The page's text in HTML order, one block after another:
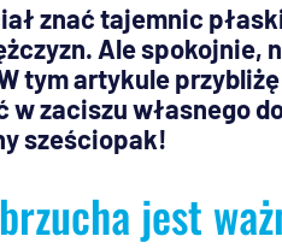
znać tajemnic
Ale spokojnie,
tym artykule
zaciszu własnego
sześciopak!
jest